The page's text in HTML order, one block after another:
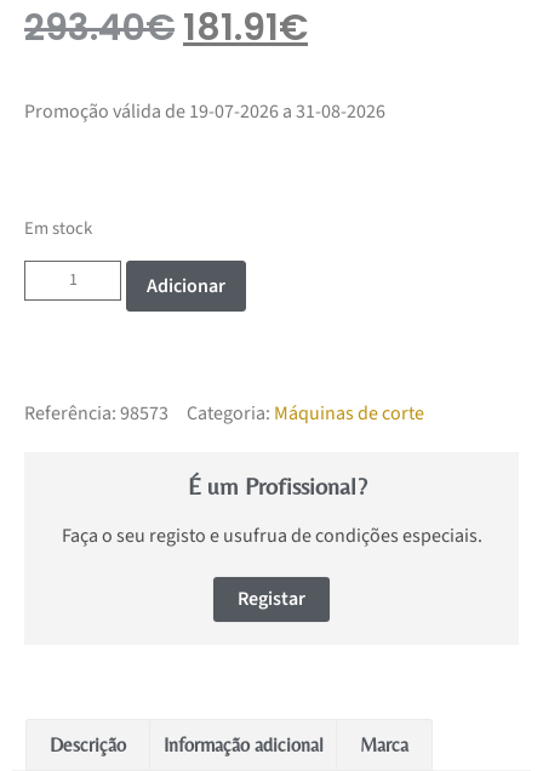
293.40€181.91€
Promoção válida de 19-07-2026 a 31-08-2026
Em stock
Adicionar
Referência:98573 Categoria: Máquinas de corte
É um Profissional?
Faça o seu registo e usufrua de condições especiais.
Registar
Descrição Informação adicional Marca